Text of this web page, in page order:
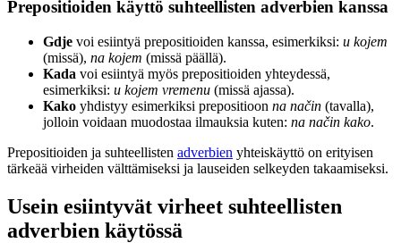
Prepositioiden käyttö suhteellisten adverbien kanssa
Gdje voi esiintyä prepositioiden kanssa, esimerkiksi: u kojem
(missä), na kojem (missä päällä).
Kada voi esiintyä myös prepositioiden yhteydessä,
esimerkiksi: u kojem vremenu (missä ajassa).
Kako yhdistyy esimerkiksi prepositioon na način (tavalla),
jolloin voidaan muodostaa ilmauksia kuten: na način kako.
Prepositioiden ja suhteellisten adverbien yhteiskäyttö on erityisen
tärkeää virheiden välttämiseksi ja lauseiden selkeyden takaamiseksi.
Usein esiintyvät virheet suhteellisten
adverbien käytössä